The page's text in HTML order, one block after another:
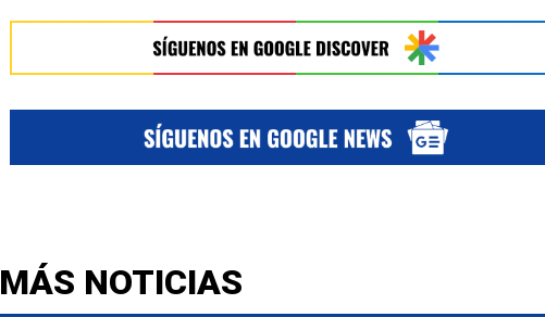
MÁS NOTICIAS